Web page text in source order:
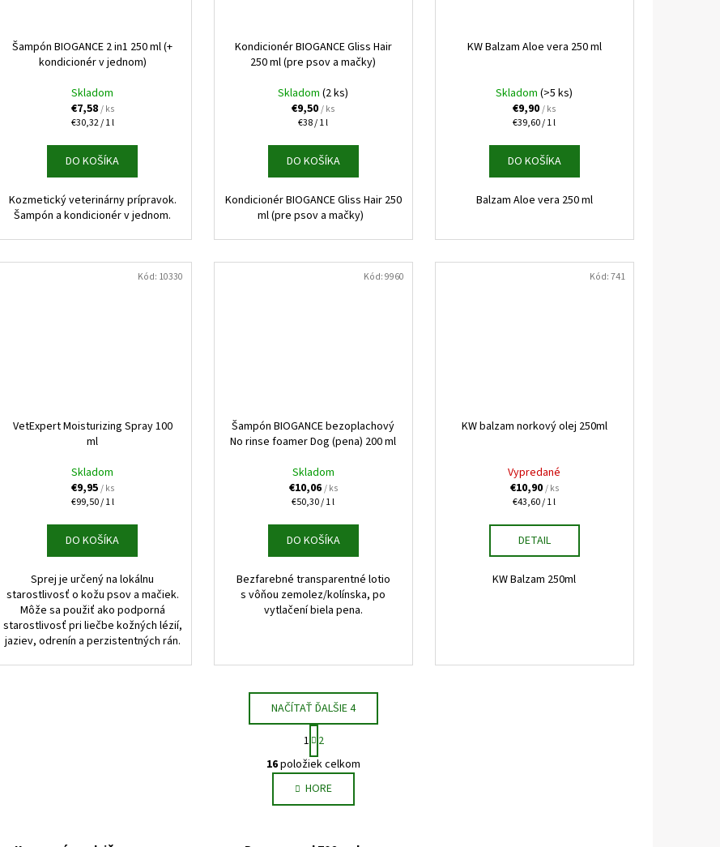
Šampón BIOGANCE 2 in1 250 ml (+
kondicionér v jednom)
Skladom
€7,58/ ks
Jednotková
€30,32 / 1 l
DO KOŠÍKA
Kozmetický veterinárny prípravok.
Šampón a kondicionér v jednom.
Kondicionér BIOGANCE Gliss Hair
250 ml (pre psov a mačky)
Skladom(2 ks)
€9,50/ ks
Jednotková
€38 / 1 l
DO KOŠÍKA
Kondicionér BIOGANCE Gliss Hair 250
ml (pre psov a mačky)
KW Balzam Aloe vera 250 ml
Skladom(>5 ks)
€9,90/ ks
Jednotková
€39,60 / 1 l
DO KOŠÍKA
Balzam Aloe vera 250 ml
VetExpert Moisturizing Spray 100
ml
Skladom
€9,95/ ks
Jednotková
€99,50 / 1 l
DO KOŠÍKA
Sprej je určený na lokálnu
starostlivosť o kožu psov a mačiek.
Môže sa použiť ako podporná
starostlivosť pri liečbe kožných lézií,
jaziev, odrenín a perzistentných rán.
Kód: 10330
Šampón BIOGANCE bezoplachový
No rinse foamer Dog (pena) 200 ml
Skladom
€10,06/ ks
Jednotková
€50,30 / 1 l
DO KOŠÍKA
Bezfarebné transparentné lotio
s vôňou zemolez/kolínska, po
vytlačení biela pena.
Kód:9960
KW balzam norkový olej 250ml
Vypredané
€10,90/ ks
Jednotková
€43,60 / 1 l
DETAIL
KW Balzam 250ml
Kód:741
O
v
l
á
NAČÍTAŤ ĎALŠIE 4
S
t
r
á
n
k
1
2
16položiek celkom
HORE